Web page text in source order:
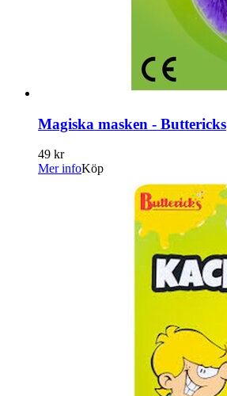
Magiska masken - Buttericks
49 kr
Mer infoKöp